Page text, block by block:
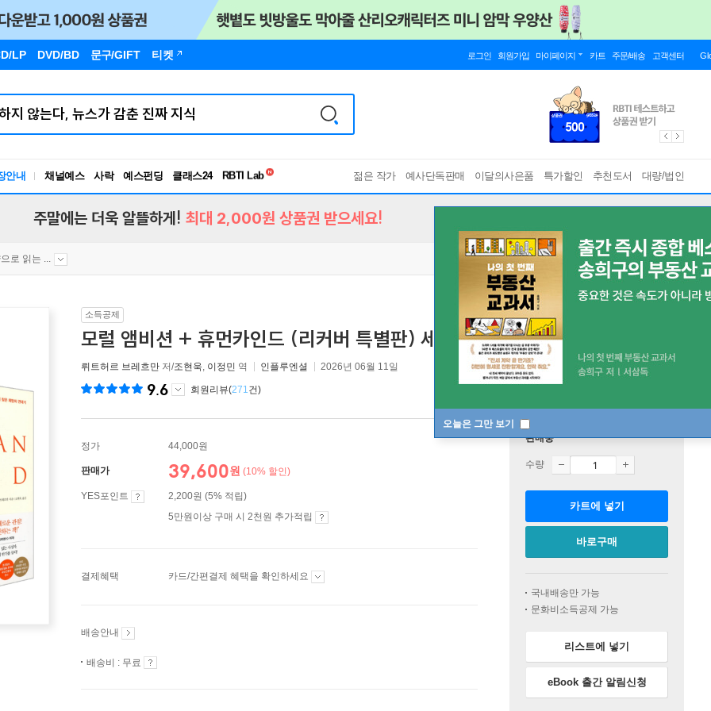
LP DVD/BD 문구/GIFT 티켓 로그인 회원가입 마이페이지 카트 주문/배송 고객센터
안내 채널예스 사락 예스펀딩 클래스24
독서유형검사
젊은 작가 예사단독판매 이달의사은품 특가할인 추천도서 대량/법인
오늘은 그만 보기
주말에는 더욱 알뜰하게! 최대 2,000원 상품권 받으세요!
로 읽는 ...
소득공제
모럴 앰비션 + 휴먼카인드 (리커버 특별판) 세트 [ 2권 ]
뤼트허르 브레흐만 저/조현욱, 이정민 역 인플루엔셜 2026년 06월 11일
9.6 회원리뷰(271건)
정가 44,000원
판매가 39,600원 (10% 할인)
YES포인트
2,200원 (5% 적립)
5만원이상 구매 시 2천원 추가적립
결제혜택 카드/간편결제 혜택을 확인하세요
배송안내
배송비 : 무료
판매중
수량
카트에 넣기
바로구매
국내배송만 가능
문화비소득공제 가능
리스트에 넣기
eBook 출간 알림신청